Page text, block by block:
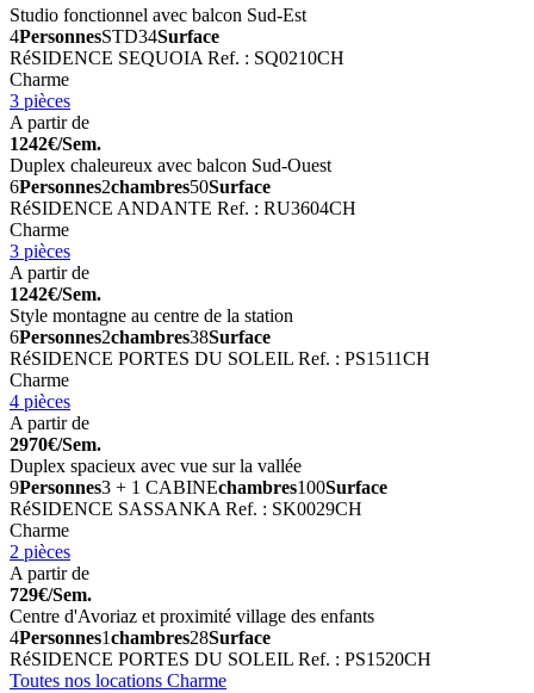
Studio fonctionnel avec balcon Sud-Est
4PersonnesSTD34Surface
RéSIDENCE SEQUOIA Ref. : SQ0210CH
Charme
3 pièces
A partir de
1242€/Sem.
Duplex chaleureux avec balcon Sud-Ouest
6Personnes2chambres50Surface
RéSIDENCE ANDANTE Ref. : RU3604CH
Charme
3 pièces
A partir de
1242€/Sem.
Style montagne au centre de la station
6Personnes2chambres38Surface
RéSIDENCE PORTES DU SOLEIL Ref. : PS1511CH
Charme
4 pièces
A partir de
2970€/Sem.
Duplex spacieux avec vue sur la vallée
9Personnes3 + 1 CABINEchambres100Surface
RéSIDENCE SASSANKA Ref. : SK0029CH
Charme
2 pièces
A partir de
729€/Sem.
Centre d'Avoriaz et proximité village des enfants
4Personnes1chambres28Surface
RéSIDENCE PORTES DU SOLEIL Ref. : PS1520CH
Toutes nos locations Charme